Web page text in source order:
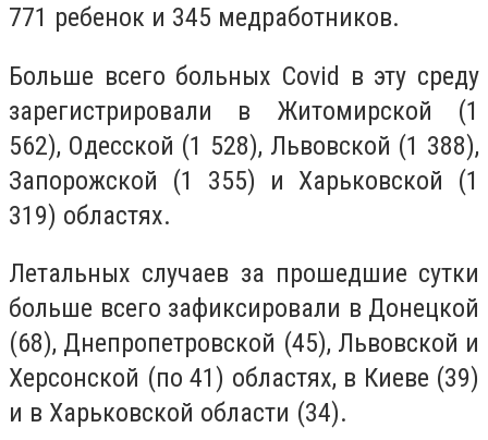
771 ребенок и 345 медработников.
Больше всего больных Covid в эту среду
зарегистрировали в Житомирской (1
562), Одесской (1 528), Львовской (1 388),
Запорожской (1 355) и Харьковской (1
319) областях.
Летальных случаев за прошедшие сутки
больше всего зафиксировали в Донецкой
(68), Днепропетровской (45), Львовской и
Херсонской (по 41) областях, в Киеве (39)
и в Харьковской области (34).